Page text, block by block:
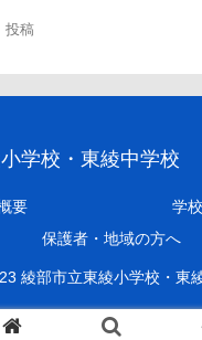
投稿
学校・東綾中学校
要
学
保護者・地域の方へ
綾部市立東綾小学校・東